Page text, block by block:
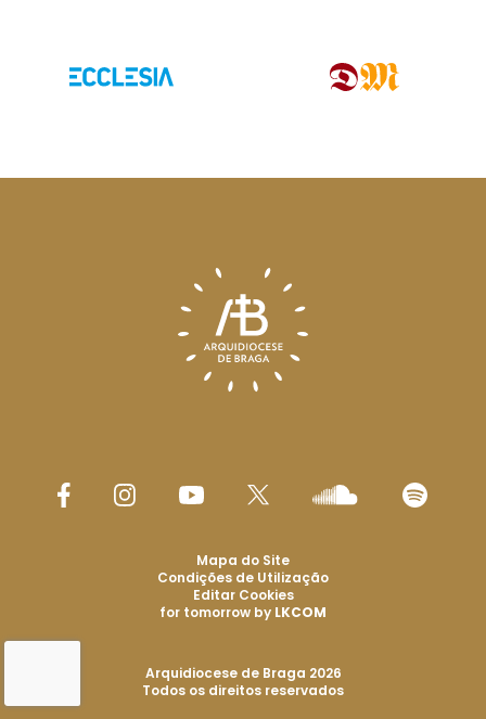
Arquidiocese de Braga 2026
Todos os direitos reservados
Mapa do Site
Condições de Utilização
Editar Cookies
for tomorrow by LKCOM